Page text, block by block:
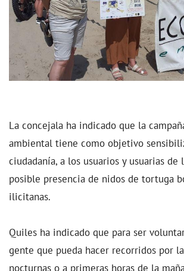
La concejala ha indicado que la
ambiental tiene como objetivo
ciudadanía, a los usuarios y usuarias de
posible presencia de nidos de tortuga
ilicitanas.
Quiles ha indicado que para ser
gente que pueda hacer recorridos por
nocturnas o a primeras horas de la